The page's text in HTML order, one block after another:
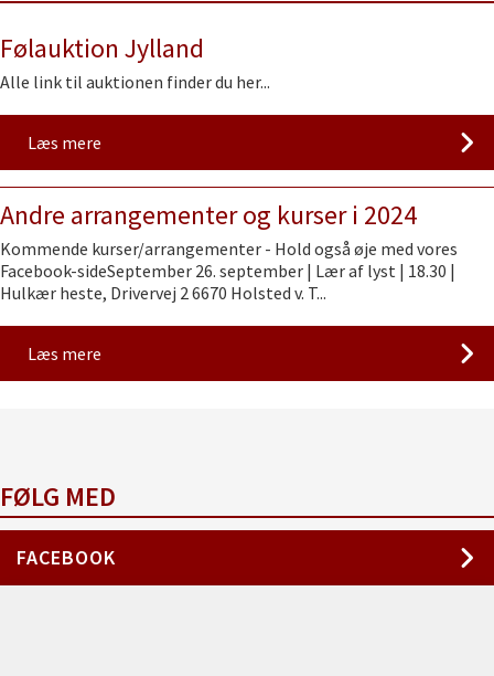
Følauktion Jylland
Alle link til auktionen finder du her...
Læs mere
Andre arrangementer og kurser i 2024
Kommende kurser/arrangementer - Hold også øje med vores
Facebook-sideSeptember 26. september | Lær af lyst | 18.30 |
Hulkær heste, Drivervej 2 6670 Holsted v. T...
Læs mere
FØLG MED
FACEBOOK